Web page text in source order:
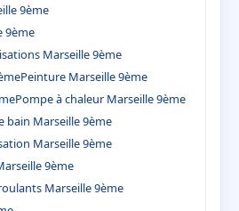
9ème
9ème
Marseille 9ème
Peinture Marseille 9ème
Pompe à chaleur Marseille 9ème
bain Marseille 9ème
Marseille 9ème
9ème
Marseille 9ème